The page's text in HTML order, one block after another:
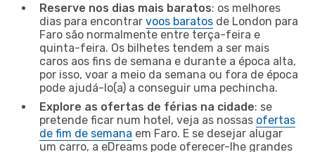
Reserve nos dias mais baratos: os melhores
dias para encontrar voos baratos de London para
Faro são normalmente entre terça-feira e
quinta-feira. Os bilhetes tendem a ser mais
caros aos fins de semana e durante a época alta,
por isso, voar a meio da semana ou fora de época
pode ajudá-lo(a) a conseguir uma pechincha.
Explore as ofertas de férias na cidade: se
pretende ficar num hotel, veja as nossas ofertas
de fim de semana em Faro. E se desejar alugar
um carro, a eDreams pode oferecer-lhe grandes